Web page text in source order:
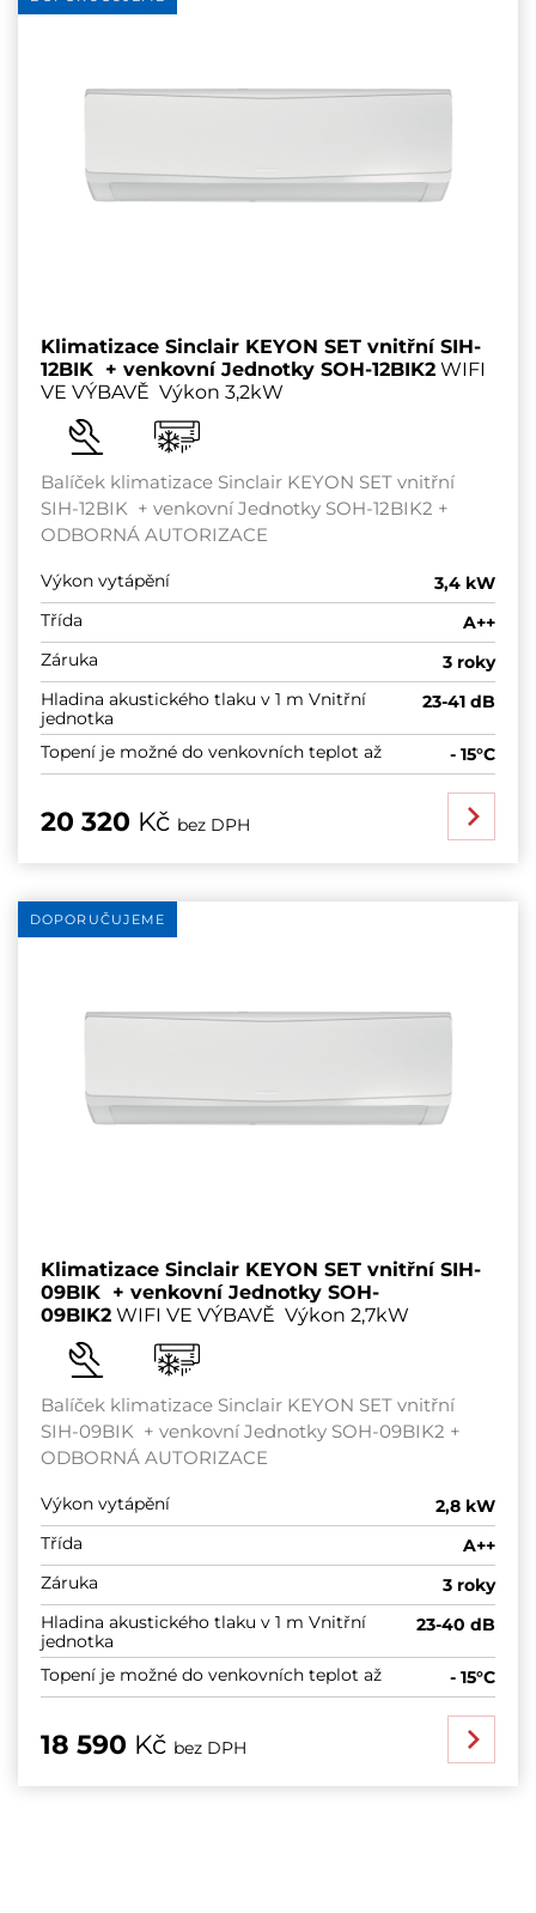
Klimatizace Sinclair KEYON SET vnitřní SIH-
12BIK + venkovní Jednotky SOH-12BIK2 WIFI
VE VÝBAVĚ Výkon 3,2kW
Balíček klimatizace Sinclair KEYON SET vnitřní
SIH-12BIK + venkovní Jednotky SOH-12BIK2 +
ODBORNÁ AUTORIZACE
Výkon vytápění
3,4 kW
Třída
A++
Záruka
3 roky
Hladina akustického tlaku v 1 m Vnitřní
jednotka
23-41 dB
Topení je možné do venkovních teplot až - 15°C
20 320 Kč bez DPH
DOPORUČUJEME
Klimatizace Sinclair KEYON SET vnitřní SIH-
09BIK + venkovní Jednotky SOH-
09BIK2 WIFI VE VÝBAVĚ Výkon 2,7kW
Balíček klimatizace Sinclair KEYON SET vnitřní
SIH-09BIK + venkovní Jednotky SOH-09BIK2 +
ODBORNÁ AUTORIZACE
Výkon vytápění
2,8 kW
Třída
A++
Záruka
3 roky
Hladina akustického tlaku v 1 m Vnitřní
jednotka
23-40 dB
Topení je možné do venkovních teplot až - 15°C
18 590 Kč bez DPH